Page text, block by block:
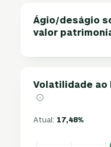
Ágio/deságio
valor
Volatilidade ao
Atual:17,48%